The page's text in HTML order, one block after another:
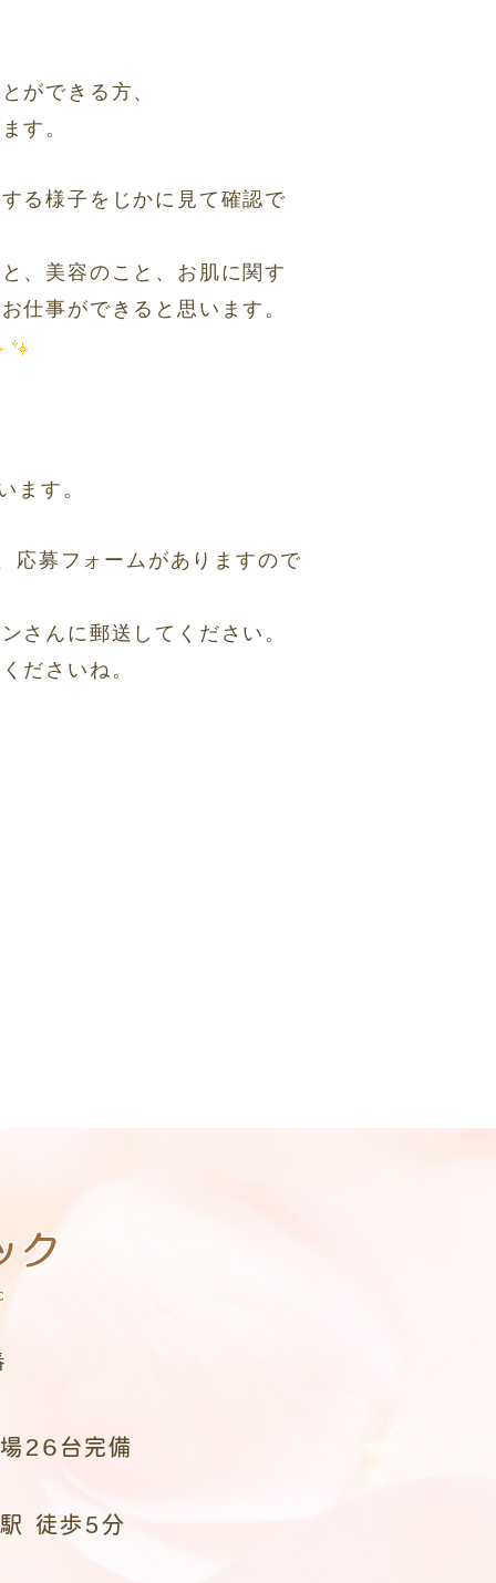
ができる方、
す。
る様子をじかに見て確認で
、美容のこと、お肌に関す
仕事ができると思います。
ます。
応募フォームがありますので
さんに郵送してください。
ださいね。
26台完備
徒歩5分